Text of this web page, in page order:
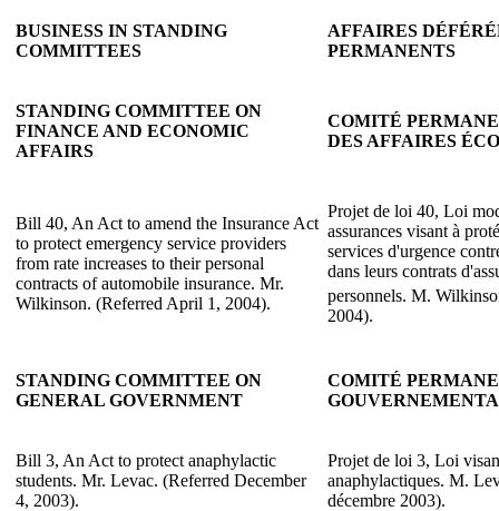
BUSINESS IN STANDING
COMMITTEES
AFFAIRES
PERMANENTS
STANDING COMMITTEE ON
FINANCE AND ECONOMIC
AFFAIRS
COMITÉ
DES AFFAIRES
Bill 40, An Act to amend the Insurance Act
to protect emergency service providers
from rate increases to their personal
contracts of automobile insurance. Mr.
Wilkinson. (Referred April 1, 2004).
Projet de loi 40, Loi
assurances visant à
services d'urgence
dans leurs contrats
personnels. M.
2004).
STANDING COMMITTEE ON
GENERAL GOVERNMENT
COMITÉ
Bill 3, An Act to protect anaphylactic
students. Mr. Levac. (Referred December
4, 2003).
Projet de loi 3, Loi
anaphylactiques. M.
décembre 2003).